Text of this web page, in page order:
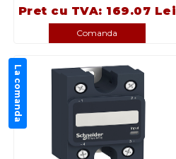
Pret cu TVA: 169.07 Lei
Comanda
La comanda